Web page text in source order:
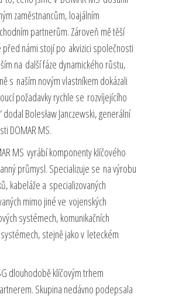
zaměstnancům, loajálním
partnerům. Zároveň mě těší
námi stojí po akvizici společnosti
na další fáze dynamického růstu,
s naším novým vlastníkem dokázali
požadavky rychle se rozvíjejícího
Bolesław Janczewski, generální
DOMAR MS.
MS vyrábí komponenty klíčového
průmysl. Specializuje se na výrobu
kabeláže a specializovaných
mimo jiné ve vojenských
systémech, komunikačních
stejně jako v leteckém
dlouhodobě klíčovým trhem
Skupina nedávno podepsala